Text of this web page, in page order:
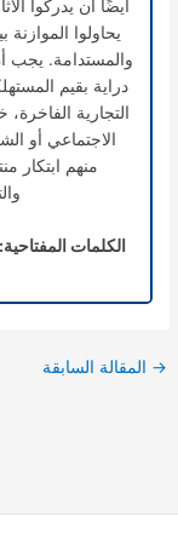
أيضًا أن يدركوا
يحاولوا
والمستدامة. يجب
دراية بقيم
التجارية الفاخرة،
الاجتماعي أو
منهم ابتكار
الكلمات المفتاحية:
→ المقالة السابقة